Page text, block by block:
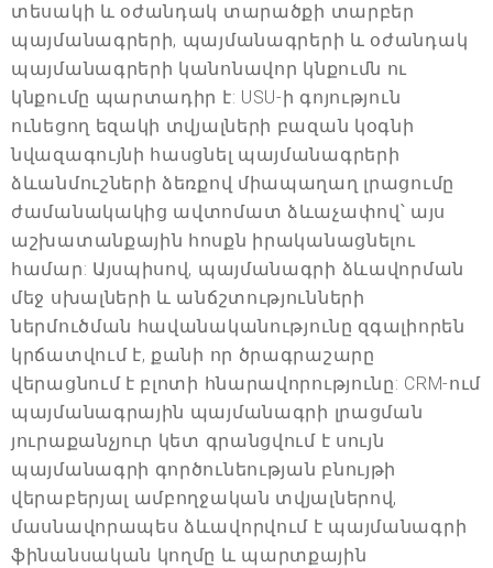
տեսակի և օժանդակ տարածքի տարբեր
պայմանագրերի, պայմանագրերի և օժանդակ
պայմանագրերի կանոնավոր կնքումն ու
կնքումը պարտադիր է: USU-ի գոյություն
ունեցող եզակի տվյալների բազան կօգնի
նվազագույնի հասցնել պայմանագրերի
ձևանմուշների ձեռքով միապաղաղ լրացումը
ժամանակակից ավտոմատ ձևաչափով՝ այս
աշխատանքային հոսքն իրականացնելու
համար: Այսպիսով, պայմանագրի ձևավորման
մեջ սխալների և անճշտությունների
ներմուծման հավանականությունը զգալիորեն
կրճատվում է, քանի որ ծրագրաշարը
վերացնում է բլոտի հնարավորությունը: CRM-ում
պայմանագրային պայմանագրի լրացման
յուրաքանչյուր կետ գրանցվում է սույն
պայմանագրի գործունեության բնույթի
վերաբերյալ ամբողջական տվյալներով,
մասնավորապես ձևավորվում է պայմանագրի
ֆինանսական կողմը և պարտքային